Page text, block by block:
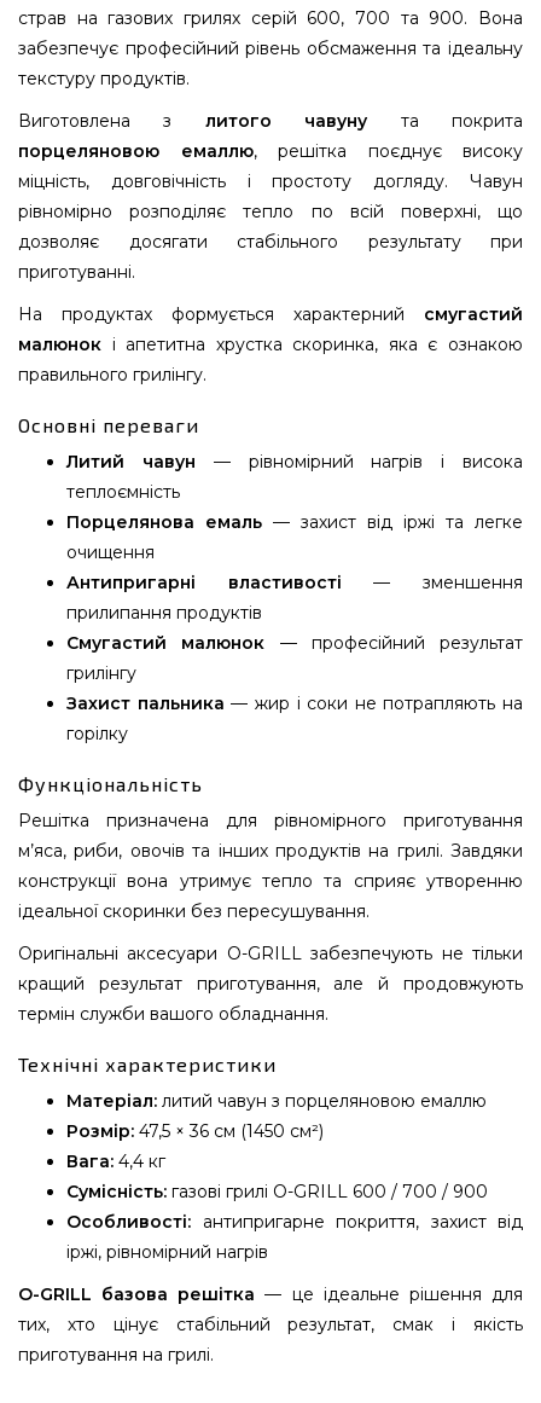
страв на газових грилях серій 600, 700 та 900. Вона
забезпечує професійний рівень обсмаження та ідеальну
текстуру продуктів.
Виготовлена з литого чавуну та покрита
порцеляновою емаллю, решітка поєднує високу
міцність, довговічність і простоту догляду. Чавун
рівномірно розподіляє тепло по всій поверхні, що
дозволяє досягати стабільного результату при
приготуванні.
На продуктах формується характерний смугастий
малюнок і апетитна хрустка скоринка, яка є ознакою
правильного грилінгу.
Основні переваги
Литий чавун — рівномірний нагрів і висока
теплоємність
Порцелянова емаль — захист від іржі та легке
очищення
Антипригарні властивості — зменшення
прилипання продуктів
Смугастий малюнок — професійний результат
грилінгу
Захист пальника — жир і соки не потрапляють на
горілку
Функціональність
Решітка призначена для рівномірного приготування
м’яса, риби, овочів та інших продуктів на грилі. Завдяки
конструкції вона утримує тепло та сприяє утворенню
ідеальної скоринки без пересушування.
Оригінальні аксесуари O-GRILL забезпечують не тільки
кращий результат приготування, але й продовжують
термін служби вашого обладнання.
Технічні характеристики
Матеріал: литий чавун з порцеляновою емаллю
Розмір: 47,5 × 36 см (1450 см²)
Вага: 4,4 кг
Сумісність: газові грилі O-GRILL 600 / 700 / 900
Особливості: антипригарне покриття, захист від
іржі, рівномірний нагрів
O-GRILL базова решітка — це ідеальне рішення для
тих, хто цінує стабільний результат, смак і якість
приготування на грилі.